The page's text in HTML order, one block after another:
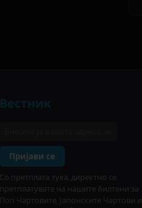
Вестник
Пријави се
Со претплата тука, директно се
претплатувате на нашите билтени за
Поп Чартовите, Јапонските Чартови и